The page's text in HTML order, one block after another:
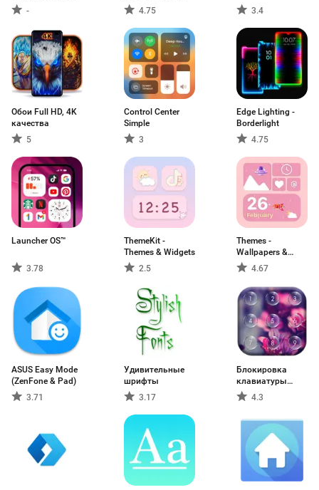
-
4.75
3.4
Обои Full HD, 4K
качества
5
Control Center
Simple
3
Edge Lighting -
Borderlight
4.75
Launcher OS™
3.78
ThemeKit -
Themes & Widgets
2.5
Themes -
Wallpapers &
Widgets
4.67
ASUS Easy Mode
(ZenFone & Pad)
3.71
Удивительные
шрифты
3.17
Блокировка
клавиатуры
экрана
4.3